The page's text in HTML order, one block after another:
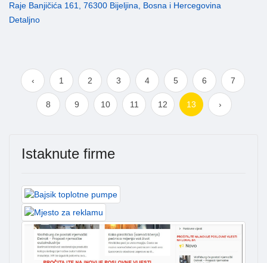
Raje Banjičića 161, 76300 Bijeljina, Bosna i Hercegovina
Detaljno
‹ 1 2 3 4 5 6 7
8 9 10 11 12 13 ›
Istaknute firme